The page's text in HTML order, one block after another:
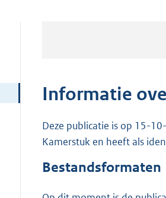
Informatie
Deze publicatie is op 15-
Kamerstuk en heeft als
Bestandsformaten